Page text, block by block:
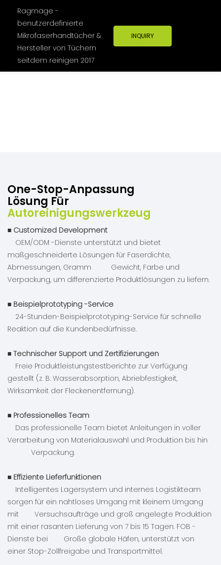
Ragmage -
benutzerdefinierte
Mikrofaserhandtücher &
Hersteller von Tüchern
seitdem reinigen 2017
INQUIRY
One-Stop-Anpassung
Lösung Für
Autoreinigungswerkzeug
■ Customized Development
OEM/ODM -Dienste unterstützt und bietet
maßgeschneiderte Lösungen für Faserdichte,
Abmessungen, Gramm Gewicht, Farbe und
Verpackung, um differenzierte Produktlösungen zu liefern.
■ Beispielprototyping -Service
24-Stunden-Beispielprototyping-Service für schnelle
Reaktion auf die Kundenbedürfnisse.
■ Technischer Support und Zertifizierungen
Freie Produktleistungstestberichte zur Verfügung
gestellt (z. B. Wasserabsorption, Abriebfestigkeit,
Wirksamkeit der Fleckenentfernung).
■ Professionelles Team
Das professionelle Team bietet Anleitungen in voller
Verarbeitung von Materialauswahl und Produktion bis hin
Verpackung.
■ Effiziente Lieferfunktionen
Intelligentes Lagersystem und internes Logistikteam
sorgen für ein nahtloses Umgang mit kleinem Umgang
mit Versuchsaufträge und groß angelegte Produktion
mit einer rasanten Lieferung von 7 bis 15 Tagen. FOB -
Dienste bei Große globale Häfen, unterstützt von
einer Stop-Zollfreigabe und Transportmittel.